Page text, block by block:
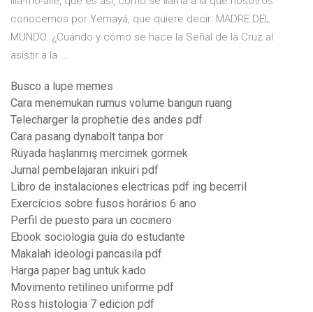
conocemos por Yemayá, que quiere decir: MADRE DEL
MUNDO. ¿Cuándo y cómo se hace la Señal de la Cruz al
asistir a la ...
Busco a lupe memes
Cara menemukan rumus volume bangun ruang
Telecharger la prophetie des andes pdf
Cara pasang dynabolt tanpa bor
Rüyada haşlanmış mercimek görmek
Jurnal pembelajaran inkuiri pdf
Libro de instalaciones electricas pdf ing becerril
Exercícios sobre fusos horários 6 ano
Perfil de puesto para un cocinero
Ebook sociologia guia do estudante
Makalah ideologi pancasila pdf
Harga paper bag untuk kado
Movimento retilíneo uniforme pdf
Ross histologia 7 edicion pdf